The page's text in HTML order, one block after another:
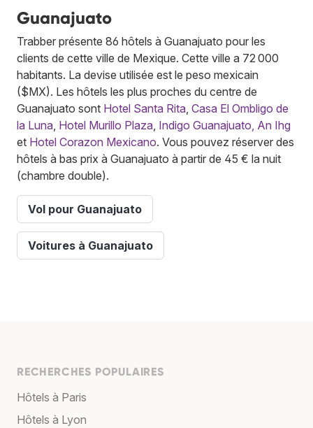
Guanajuato
Trabber présente 86 hôtels à Guanajuato pour les
clients de cette ville de Mexique. Cette ville a 72 000
habitants. La devise utilisée est le peso mexicain
($MX). Les hôtels les plus proches du centre de
Guanajuato sont Hotel Santa Rita, Casa El Ombligo de
la Luna, Hotel Murillo Plaza, Indigo Guanajuato, An Ihg
et Hotel Corazon Mexicano. Vous pouvez réserver des
hôtels à bas prix à Guanajuato à partir de 45 € la nuit
(chambre double).
Vol pour Guanajuato
Voitures à Guanajuato
RECHERCHES POPULAIRES
Hôtels à Paris
Hôtels à Lyon